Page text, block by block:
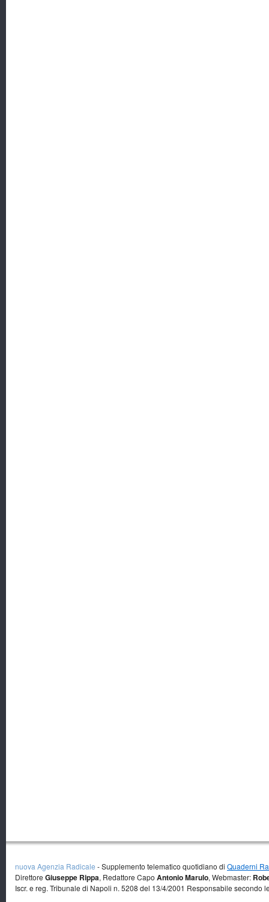
nuova Agenzia Radicale - Supplemento telematico quotidiano di Quaderni
Direttore Giuseppe Rippa, Redattore Capo Antonio Marulo, Webmaster:
Iscr. e reg. Tribunale di Napoli n. 5208 del 13/4/2001 Responsabile secondo